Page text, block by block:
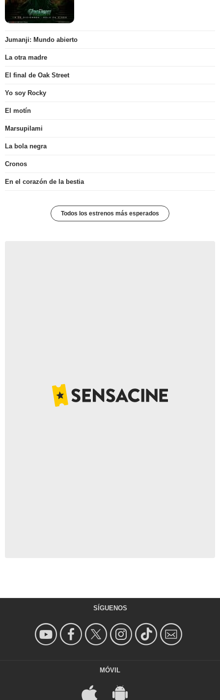
Jumanji: Mundo abierto
La otra madre
El final de Oak Street
Yo soy Rocky
El motín
Marsupilami
La bola negra
Cronos
En el corazón de la bestia
Todos los estrenos más esperados
SÍGUENOS
MÓVIL